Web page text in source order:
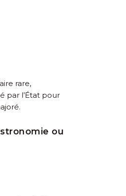
rare,
par l’État pour
ou